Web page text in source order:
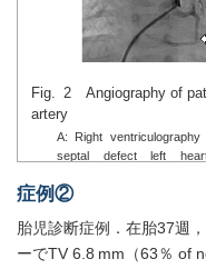
Fig. 2 Angiography of
artery
A: Right
septal defect left
症例②
胎児診断症例．在胎37週
ーでTV 6.8 mm（63％ of